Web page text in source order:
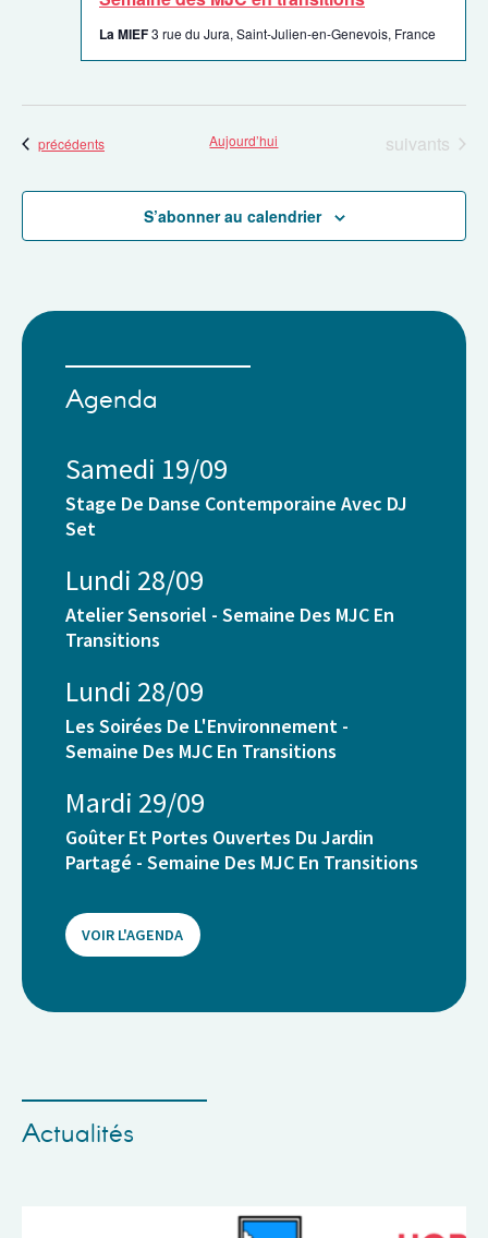
La MIEF3 rue du Jura, Saint-Julien-en-Genevois, France
Évènements
précédents Aujourd’hui Évènements
suivants
S’abonner au calendrier
Agenda
Samedi 19/09
Stage De Danse Contemporaine Avec DJ
Set
Lundi 28/09
Atelier Sensoriel - Semaine Des MJC En
Transitions
Lundi 28/09
Les Soirées De L'Environnement -
Semaine Des MJC En Transitions
Mardi 29/09
Goûter Et Portes Ouvertes Du Jardin
Partagé - Semaine Des MJC En Transitions
VOIR L'AGENDA
Actualités